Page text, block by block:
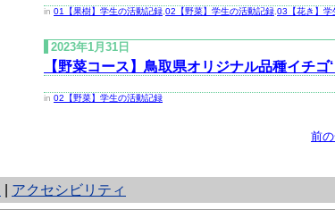
in 01【果樹】学生の活動記録 02【野菜】学生の活動記録 03【花き】学
2023年1月31日
【野菜コース】鳥取県オリジナル品種イチ
in 02【野菜】学生の活動記録
前
アクセシビリティ